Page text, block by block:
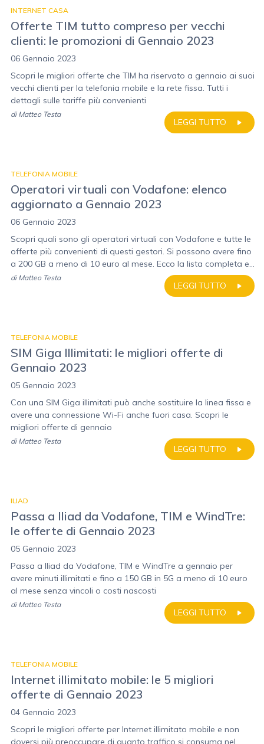
INTERNET CASA
Offerte TIM tutto compreso per vecchi
clienti: le promozioni di Gennaio 2023
06 Gennaio 2023
Scopri le migliori offerte che TIM ha riservato a gennaio ai suoi
vecchi clienti per la telefonia mobile e la rete fissa. Tutti i
dettagli sulle tariffe più convenienti
LEGGI TUTTO
di Matteo Testa
TELEFONIA MOBILE
Operatori virtuali con Vodafone: elenco
aggiornato a Gennaio 2023
06 Gennaio 2023
Scopri quali sono gli operatori virtuali con Vodafone e tutte le
offerte più convenienti di questi gestori. Si possono avere fino
a 200 GB a meno di 10 euro al mese. Ecco la lista completa e...
LEGGI TUTTO
di Matteo Testa
TELEFONIA MOBILE
SIM Giga Illimitati: le migliori offerte di
Gennaio 2023
05 Gennaio 2023
Con una SIM Giga illimitati può anche sostituire la linea fissa e
avere una connessione Wi-Fi anche fuori casa. Scopri le
migliori offerte di gennaio
LEGGI TUTTO
di Matteo Testa
ILIAD
Passa a Iliad da Vodafone, TIM e WindTre:
le offerte di Gennaio 2023
05 Gennaio 2023
Passa a Iliad da Vodafone, TIM e WindTre a gennaio per
avere minuti illimitati e fino a 150 GB in 5G a meno di 10 euro
al mese senza vincoli o costi nascosti
LEGGI TUTTO
di Matteo Testa
TELEFONIA MOBILE
Internet illimitato mobile: le 5 migliori
offerte di Gennaio 2023
04 Gennaio 2023
Scopri le migliori offerte per Internet illimitato mobile e non
doversi più preoccupare di quanto traffico si consuma nel